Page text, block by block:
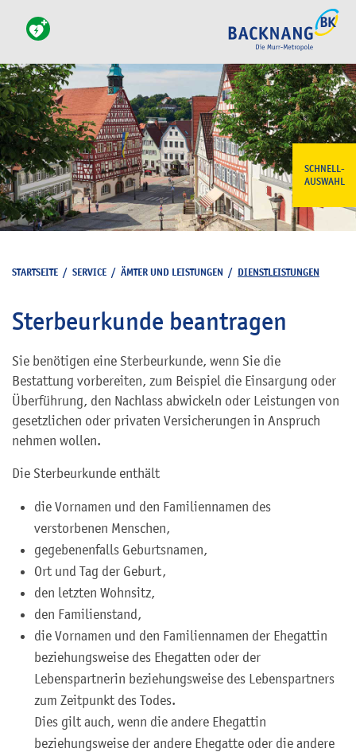
SCHNELL-
AUSWAHL
STARTSEITE / SERVICE / ÄMTER UND LEISTUNGEN / DIENSTLEISTUNGEN
Sterbeurkunde beantragen
Sie benötigen eine Sterbeurkunde, wenn Sie die
Bestattung vorbereiten, zum Beispiel die Einsargung oder
Überführung, den Nachlass abwickeln oder Leistungen von
gesetzlichen oder privaten Versicherungen in Anspruch
nehmen wollen.
Die Sterbeurkunde enthält
die Vornamen und den Familiennamen des
verstorbenen Menschen,
gegebenenfalls Geburtsnamen,
Ort und Tag der Geburt,
den letzten Wohnsitz,
den Familienstand,
die Vornamen und den Familiennamen der Ehegattin
beziehungsweise des Ehegatten oder der
Lebenspartnerin beziehungsweise des Lebenspartners
zum Zeitpunkt des Todes.
Dies gilt auch, wenn die andere Ehegattin
beziehungsweise der andere Ehegatte oder die andere